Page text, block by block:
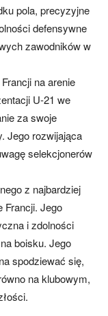
pola, precyzyjne
defensywne
zawodników w
na arenie
U-21 we
za swoje
Jego rozwijająca
selekcjonerów
z najbardziej
Francji. Jego
i zdolności
boisku. Jego
spodziewać się,
na klubowym,